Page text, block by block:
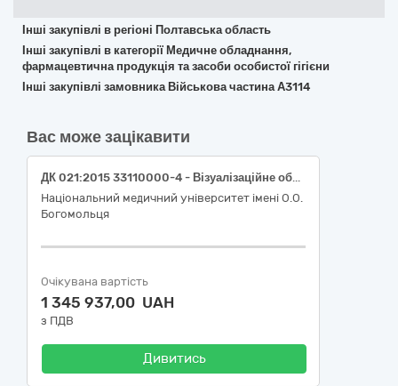
Інші закупівлі в регіоні Полтавська область
Інші закупівлі в категорії Медичне обладнання,
фармацевтична продукція та засоби особистої гігієни
Інші закупівлі замовника Військова частина А3114
Вас може зацікавити
ДК 021:2015 33110000-4 - Візуалізаційне обладнання для потреб медицини, стоматології та ветеринарної медицини (Прилад відеоністагмографічної діагностики)
Національний медичний університет імені О.О.
Богомольця
Очікувана вартість
1 345 937,00 UAH
з ПДВ
Дивитись